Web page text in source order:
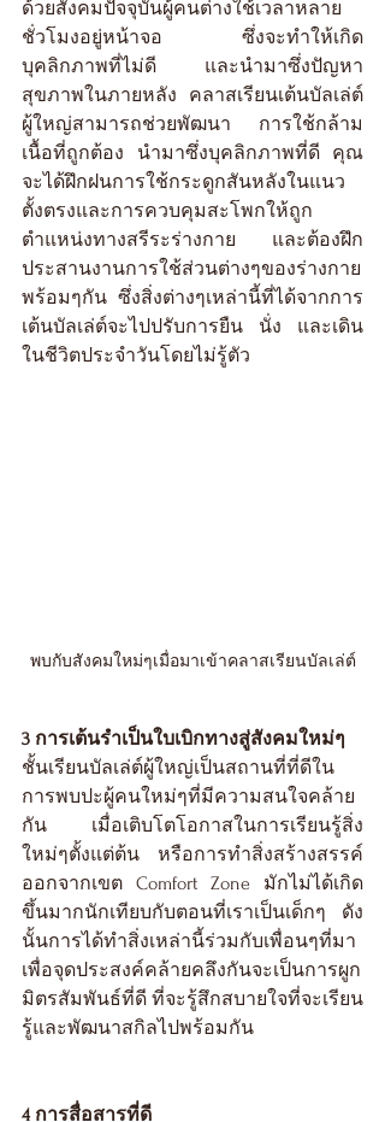
ด้วยสังคมปัจจุบันผู้คนต่างใช้เวลาหลาย
ชั่วโมงอยู่หน้าจอ ซึ่งจะทำให้เกิด
บุคลิกภาพที่ไม่ดี และนำมาซึ่งปัญหา
สุขภาพในภายหลัง คลาสเรียนเต้นบัลเล่ต์
ผู้ใหญ่สามารถช่วยพัฒนา การใช้กล้าม
เนื้อที่ถูกต้อง นำมาซึ่งบุคลิกภาพที่ดี คุณ
จะได้ฝึกฝนการใช้กระดูกสันหลังในแนว
ตั้งตรงและการควบคุมสะโพกให้ถูก
ตำแหน่งทางสรีระร่างกาย และต้องฝึก
ประสานงานการใช้ส่วนต่างๆของร่างกาย
พร้อมๆกัน ซึ่งสิ่งต่างๆเหล่านี้ที่ได้จากการ
เต้นบัลเล่ต์จะไปปรับการยืน นั่ง และเดิน
ในชีวิตประจำวันโดยไม่รู้ตัว
พบกับสังคมใหม่ๆเมื่อมาเข้าคลาสเรียนบัลเล่ต์
3 การเต้นรำเป็นใบเบิกทางสู่สังคมใหม่ๆ
ชั้นเรียนบัลเล่ต์ผู้ใหญ่เป็นสถานที่ที่ดีใน
การพบปะผู้คนใหม่ๆที่มีความสนใจคล้าย
กัน เมื่อเติบโตโอกาสในการเรียนรู้สิ่ง
ใหม่ๆตั้งแต่ต้น หรือการทำสิ่งสร้างสรรค์
ออกจากเขต Comfort Zone มักไม่ได้เกิด
ขึ้นมากนักเทียบกับตอนที่เราเป็นเด็กๆ ดัง
นั้นการได้ทำสิ่งเหล่านี้ร่วมกับเพื่อนๆที่มา
เพื่อจุดประสงค์คล้ายคลึงกันจะเป็นการผูก
มิตรสัมพันธ์ที่ดี ที่จะรู้สึกสบายใจที่จะเรียน
รู้และพัฒนาสกิลไปพร้อมกัน
4 การสื่อสารที่ดี